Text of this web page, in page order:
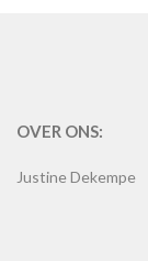
OVER ONS:
Justine Dekempe